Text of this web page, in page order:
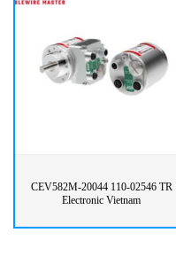
CEV582M-20044 110-02546 TR
Electronic Vietnam